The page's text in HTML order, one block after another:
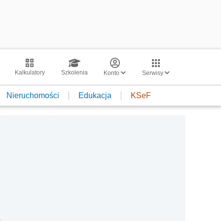
Kalkulatory Szkolenia Konto Serwisy
Nieruchomości Edukacja KSeF